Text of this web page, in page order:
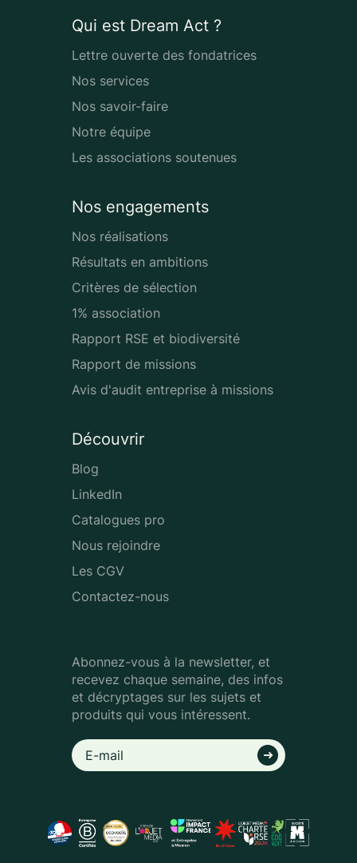
Qui est Dream Act ?
Lettre ouverte des fondatrices
Nos services
Nos savoir-faire
Notre équipe
Les associations soutenues
Nos engagements
Nos réalisations
Résultats en ambitions
Critères de sélection
1% association
Rapport RSE et biodiversité
Rapport de missions
Avis d'audit entreprise à missions
Découvrir
Blog
LinkedIn
Catalogues pro
Nous rejoindre
Les CGV
Contactez-nous
Abonnez-vous à la newsletter, et
recevez chaque semaine, des infos
et décryptages sur les sujets et
produits qui vous intéressent.